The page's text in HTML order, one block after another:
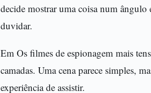
decide mostrar uma coisa num
duvidar.
Em Os filmes de espionagem mais
camadas. Uma cena parece simples,
experiência de assistir.